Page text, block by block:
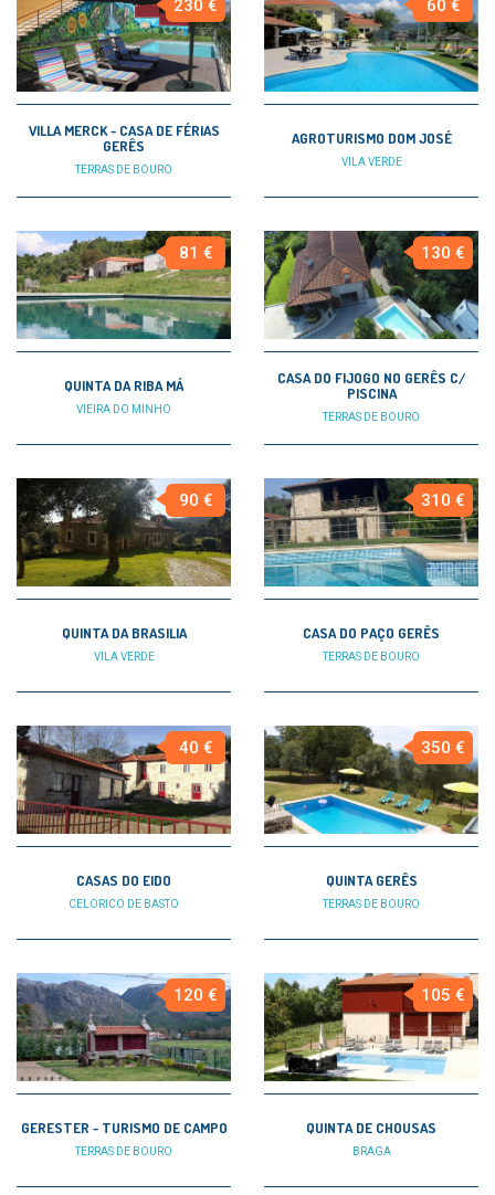
230 €
VILLA MERCK - CASA DE FÉRIAS
GERÊS
TERRAS DE BOURO
60 €
AGROTURISMO DOM JOSÉ
VILA VERDE
81 €
QUINTA DA RIBA MÁ
VIEIRA DO MINHO
130 €
CASA DO FIJOGO NO GERÊS C/
PISCINA
TERRAS DE BOURO
90 €
QUINTA DA BRASILIA
VILA VERDE
310 €
CASA DO PAÇO GERÊS
TERRAS DE BOURO
40 €
CASAS DO EIDO
CELORICO DE BASTO
350 €
QUINTA GERÊS
TERRAS DE BOURO
120 €
GERESTER - TURISMO DE CAMPO
TERRAS DE BOURO
105 €
QUINTA DE CHOUSAS
BRAGA